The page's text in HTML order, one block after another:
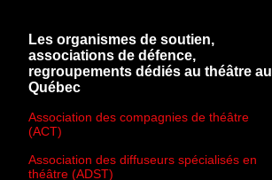
Les organismes de soutien,
associations de défence,
regroupements dédiés au théâtre au
Québec
Association des compagnies de théâtre
(ACT)
Association des diffuseurs spécialisés en
théâtre (ADST)